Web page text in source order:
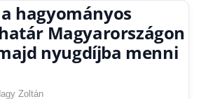
hagyományos
Magyarországon
nyugdíjba menni
Zoltán